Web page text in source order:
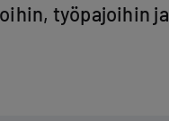
työpajoihin ja